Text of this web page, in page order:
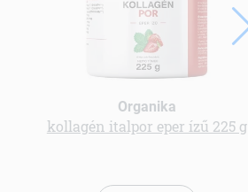
Organika
kollagén italpor eper ízű 225 g